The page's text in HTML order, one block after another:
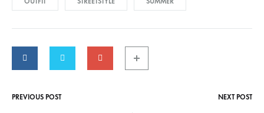
PREVIOUS POST NEXT POST